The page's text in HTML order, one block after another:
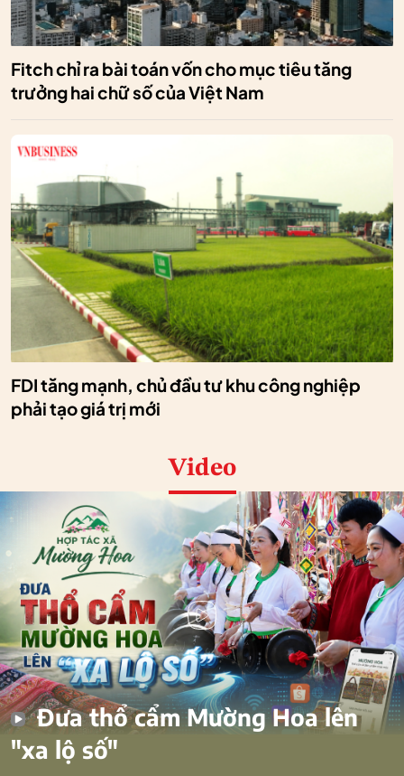
Fitch chỉ ra bài toán vốn cho mục tiêu tăng
trưởng hai chữ số của Việt Nam
FDI tăng mạnh, chủ đầu tư khu công nghiệp
phải tạo giá trị mới
Video
Đưa thổ cẩm Mường Hoa lên
"xa lộ số"